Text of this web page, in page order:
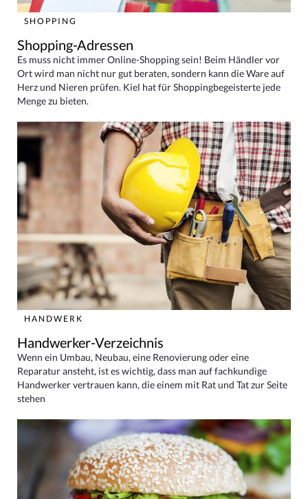
SHOPPING
Shopping-Adressen
Es muss nicht immer Online-Shopping sein! Beim Händler vor
Ort wird man nicht nur gut beraten, sondern kann die Ware auf
Herz und Nieren prüfen. Kiel hat für Shoppingbegeisterte jede
Menge zu bieten.
HANDWERK
Handwerker-Verzeichnis
Wenn ein Umbau, Neubau, eine Renovierung oder eine
Reparatur ansteht, ist es wichtig, dass man auf fachkundige
Handwerker vertrauen kann, die einem mit Rat und Tat zur Seite
stehen